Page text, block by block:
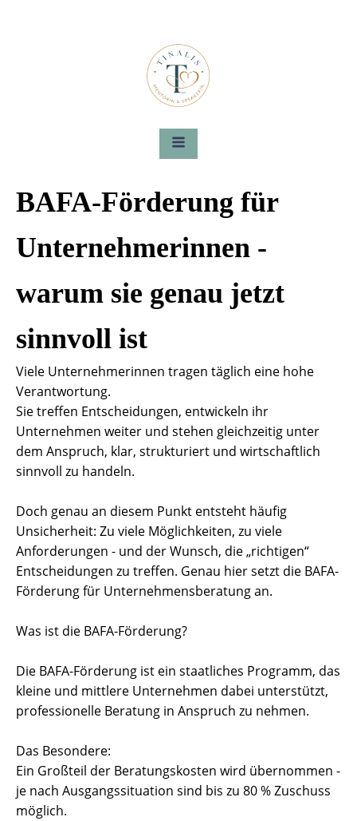
BAFA-Förderung für
Unternehmerinnen -
warum sie genau jetzt
sinnvoll ist
Viele Unternehmerinnen tragen täglich eine hohe
Verantwortung.
Sie treffen Entscheidungen, entwickeln ihr
Unternehmen weiter und stehen gleichzeitig unter
dem Anspruch, klar, strukturiert und wirtschaftlich
sinnvoll zu handeln.
Doch genau an diesem Punkt entsteht häufig
Unsicherheit: Zu viele Möglichkeiten, zu viele
Anforderungen - und der Wunsch, die „richtigen“
Entscheidungen zu treffen. Genau hier setzt die BAFA-
Förderung für Unternehmensberatung an.
Was ist die BAFA-Förderung?
Die BAFA-Förderung ist ein staatliches Programm, das
kleine und mittlere Unternehmen dabei unterstützt,
professionelle Beratung in Anspruch zu nehmen.
Das Besondere:
Ein Großteil der Beratungskosten wird übernommen -
je nach Ausgangssituation sind bis zu 80 % Zuschuss
möglich.